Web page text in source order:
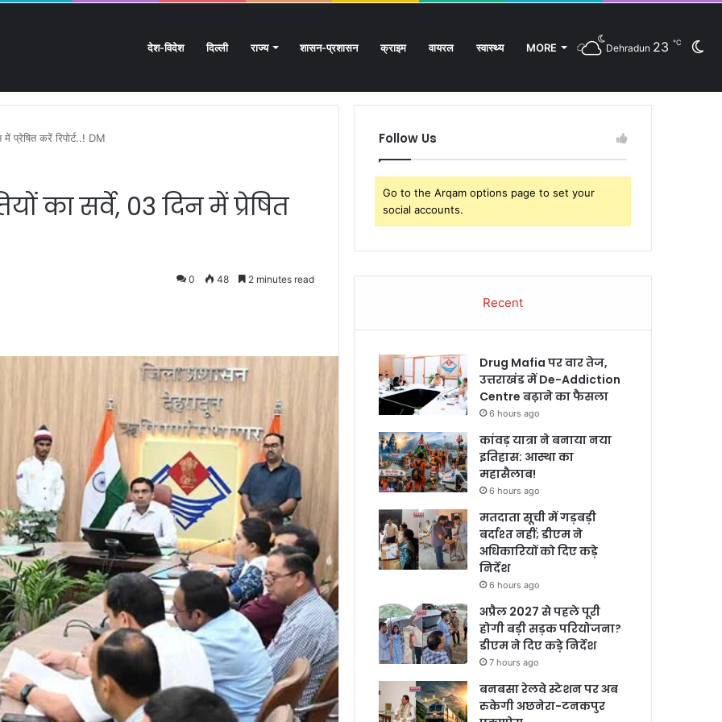
देश-विदेश दिल्ली राज्य शासन-प्रशासन क्राइम वायरल स्वास्थ्य MORE Dehradun 23 ℃
Article
In
में प्रेषित करें रिपोर्ट..! DM
का सर्वे, 03 दिन में प्रेषित
0 48 2 minutes read
Follow Us
Go to the Arqam options page to set your
social accounts.
Recent
Drug Mafia पर वार तेज,
उत्तराखंड में De-Addiction
Centre बढ़ाने का फैसला
6 hours ago
कांवड़ यात्रा ने बनाया नया
इतिहास: आस्था का
महासैलाब!
6 hours ago
मतदाता सूची में गड़बड़ी
बर्दाश्त नहीं; डीएम ने
अधिकारियों को दिए कड़े
निर्देश
6 hours ago
अप्रैल 2027 से पहले पूरी
होगी बड़ी सड़क परियोजना?
डीएम ने दिए कड़े निर्देश
7 hours ago
बनबसा रेलवे स्टेशन पर अब
रुकेगी अछनेरा-टनकपुर